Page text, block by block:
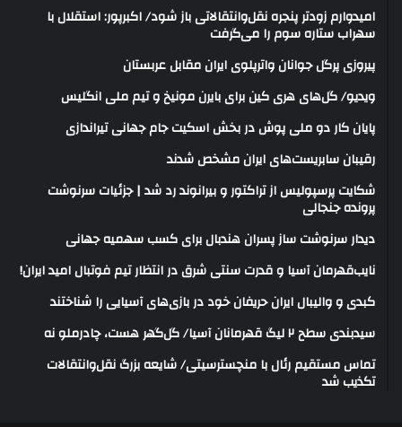
امیدوارم زودتر پنجره نقل‌وانتقالاتی باز شود/ اکبرپور: استقلال با
سهراب ستاره سوم را می‌گرفت
پیروزی پرگل جوانان واترپلوی ایران مقابل عربستان
ویدیو/ گل‌های هری‌ کین برای بایرن مونیخ و تیم ملی انگلیس
پایان کار دو ملی پوش در بخش اسکیت جام جهانی تیراندازی
رقیبان سابریست‌های ایران مشخص شدند
شکایت پرسپولیس از تراکتور و بیرانوند رد شد | جزئیات سرنوشت
پرونده جنجالی
دیدار سرنوشت ساز پسران هندبال برای کسب سهمیه جهانی
نایب‌قهرمان آسیا و قدرت سنتی شرق در انتظار تیم فوتبال امید ایران!
کبدی و والیبال ایران حریفان خود در بازی‌های آسیایی را شناختند
سیدبندی سطح ۲ لیگ قهرمانان آسیا/ گل‌گهر هست، چادرملو نه
تماس مستقیم رئال با منچسترسیتی/ شایعه بزرگ نقل‌وانتقالات
تکذیب شد